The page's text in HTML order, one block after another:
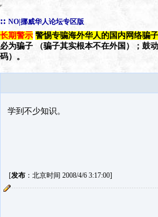
:: NO|挪威华人论坛专区版
长期警示 警惕专骗海外华人的国内网络骗子
必为骗子 （骗子其实根本不在外国）；鼓
码）。
学到不少知识。
[发布：北京时间 2008/4/6 3:17:00]